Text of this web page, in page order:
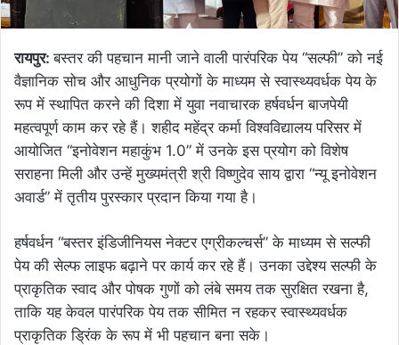
रायपुर:बस्तर की पहचान मानी जाने वाली पारंपरिक पेय “सल्फी” को नई
वैज्ञानिक सोच और आधुनिक प्रयोगों के माध्यम से स्वास्थ्यवर्धक पेय के
रूप में स्थापित करने की दिशा में युवा नवाचारक हर्षवर्धन बाजपेयी
महत्वपूर्ण काम कर रहे हैं। शहीद महेंद्र कर्मा विश्वविद्यालय परिसर में
आयोजित “इनोवेशन महाकुंभ 1.0” में उनके इस प्रयोग को विशेष
सराहना मिली और उन्हें मुख्यमंत्री श्री विष्णुदेव साय द्वारा “न्यू इनोवेशन
अवार्ड” में तृतीय पुरस्कार प्रदान किया गया है।
हर्षवर्धन “बस्तर इंडिजीनियस नेक्टर एग्रीकल्चर्स” के माध्यम से सल्फी
पेय की सेल्फ लाइफ बढ़ाने पर कार्य कर रहे हैं। उनका उद्देश्य सल्फी के
प्राकृतिक स्वाद और पोषक गुणों को लंबे समय तक सुरक्षित रखना है,
ताकि यह केवल पारंपरिक पेय तक सीमित न रहकर स्वास्थ्यवर्धक
प्राकृतिक ड्रिंक के रूप में भी पहचान बना सके।